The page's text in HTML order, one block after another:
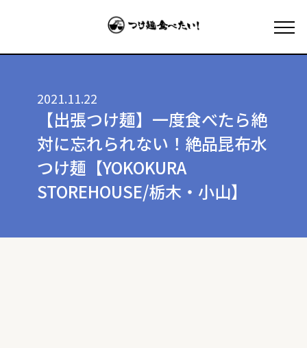
2021.11.22
【出張つけ麺】一度食べたら絶
対に忘れられない！絶品昆布水
つけ麺【YOKOKURA
STOREHOUSE/栃木・小山】